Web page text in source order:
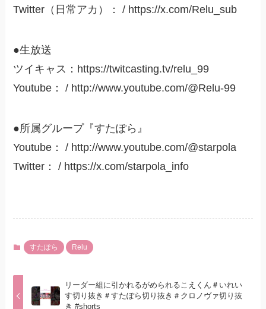
Twitter（日常アカ）： / https://x.com/Relu_sub
●生放送
ツイキャス：https://twitcasting.tv/relu_99
Youtube： / ‬http://www.youtube.com/@Relu-99
●所属グループ『すたぽら』
Youtube： / ‪http://www.youtube.com/@starpola
Twitter： / https://x.com/starpola_info
すたぽら Relu
リーダー組に引かれるがめられるこえくん＃いれい
す切り抜き＃すたぽら切り抜き＃クロノヴァ切り抜
き #shorts